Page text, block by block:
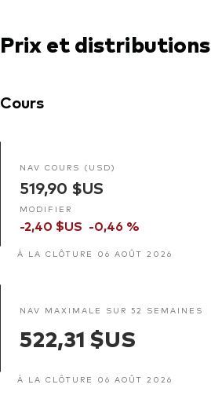
Prix et distributions
Cours
NAV COURS (USD)
519,90 $US
MODIFIER
-2,40 $US -0,46 %
À LA CLÔTURE 06 AOÛT 2026
NAV MAXIMALE SUR 52 SEMAINES
522,31 $US
À LA CLÔTURE 06 AOÛT 2026